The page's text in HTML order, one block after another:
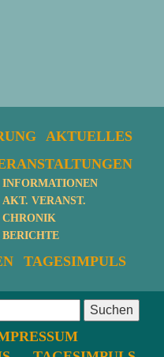
AKTUELLES
INFORMATIONEN
AKT. VERANST.
CHRONIK
BERICHTE
TAGESIMPULS